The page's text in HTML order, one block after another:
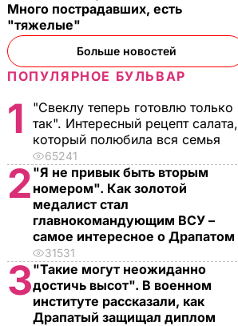
Много пострадавших, есть
"тяжелые"
Больше новостей
ПОПУЛЯРНОЕ БУЛЬВАР
1
"Свеклу теперь готовлю только
так". Интересный рецепт салата,
который полюбила вся семья
65241
2 "Я не привык быть вторым
номером". Как золотой
медалист стал
главнокомандующим ВСУ –
самое интересное о Драпатом
31531
3"Такие могут неожиданно
достичь высот". В военном
институте рассказали, как
Драпатый защищал диплом